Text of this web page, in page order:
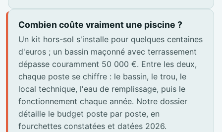
Combien coûte vraiment une piscine ?
Un kit hors-sol s'installe pour quelques centaines
d'euros ; un bassin maçonné avec terrassement
dépasse couramment 50 000 €. Entre les deux,
chaque poste se chiffre : le bassin, le trou, le
local technique, l'eau de remplissage, puis le
fonctionnement chaque année. Notre dossier
détaille le budget poste par poste, en
fourchettes constatées et datées 2026.